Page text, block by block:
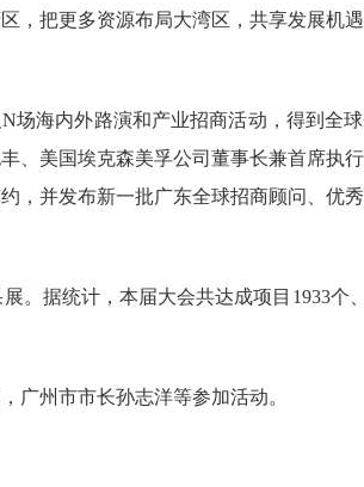
，把更多资源布局大湾区，共享发展机
海内外路演和产业招商活动，得到全
、美国埃克森美孚公司董事长兼首席执
，并发布新一批广东全球招商顾问、优
据统计，本届大会共达成项目1933个
州市市长孙志洋等参加活动。